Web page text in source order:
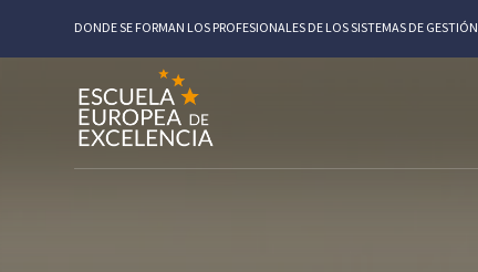
DONDE SE FORMAN LOS PROFESIONALES DE LOS SISTEMAS DE GESTIÓN